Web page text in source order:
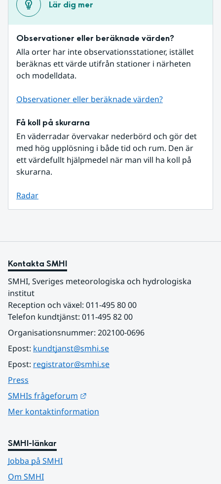
Lär dig mer
Observationer eller beräknade värden?
Alla orter har inte observationsstationer, istället
beräknas ett värde utifrån stationer i närheten
och modelldata.
Observationer eller beräknade värden?
Få koll på skurarna
En väderradar övervakar nederbörd och gör det
med hög upplösning i både tid och rum. Den är
ett värdefullt hjälpmedel när man vill ha koll på
skurarna.
Radar
Kontakta SMHI
SMHI, Sveriges meteorologiska och hydrologiska
institut
Reception och växel: 011-495 80 00
Telefon kundtjänst: 011-495 82 00
Organisationsnummer: 202100-0696
Epost: kundtjanst@smhi.se
Epost: registrator@smhi.se
Press
SMHIs frågeforum
Mer kontaktinformation
SMHI-länkar
Jobba på SMHI
Om SMHI